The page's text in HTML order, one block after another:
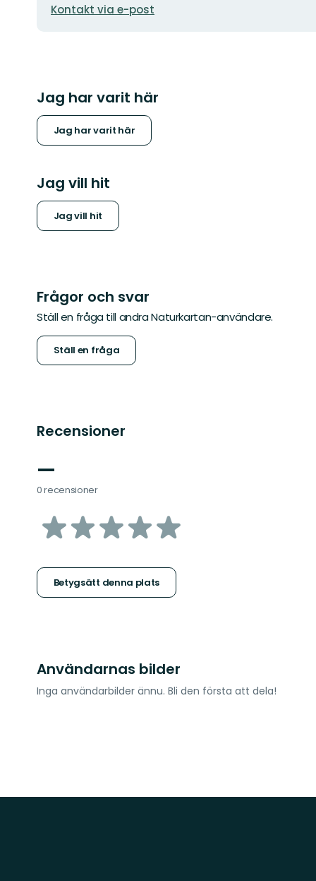
E-
Kontakt via e-post
Jag har varit här
Jag har varit här
Jag vill hit
Jag vill hit
Frågor och svar
Ställ en fråga till andra Naturkartan-användare.
Ställ en fråga
Recensioner
—
0 recensioner
av
stjärnor
Betygsätt denna plats
Användarnas bilder
Inga användarbilder ännu. Bli den första att dela!